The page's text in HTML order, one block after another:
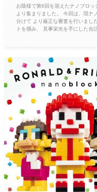
お陰様で第6回を迎えたナノブロ
より集まりました。 今回は、現ナ
分けて より厳正な審査を行いまし
トを掴み、 見事栄光を手にした合